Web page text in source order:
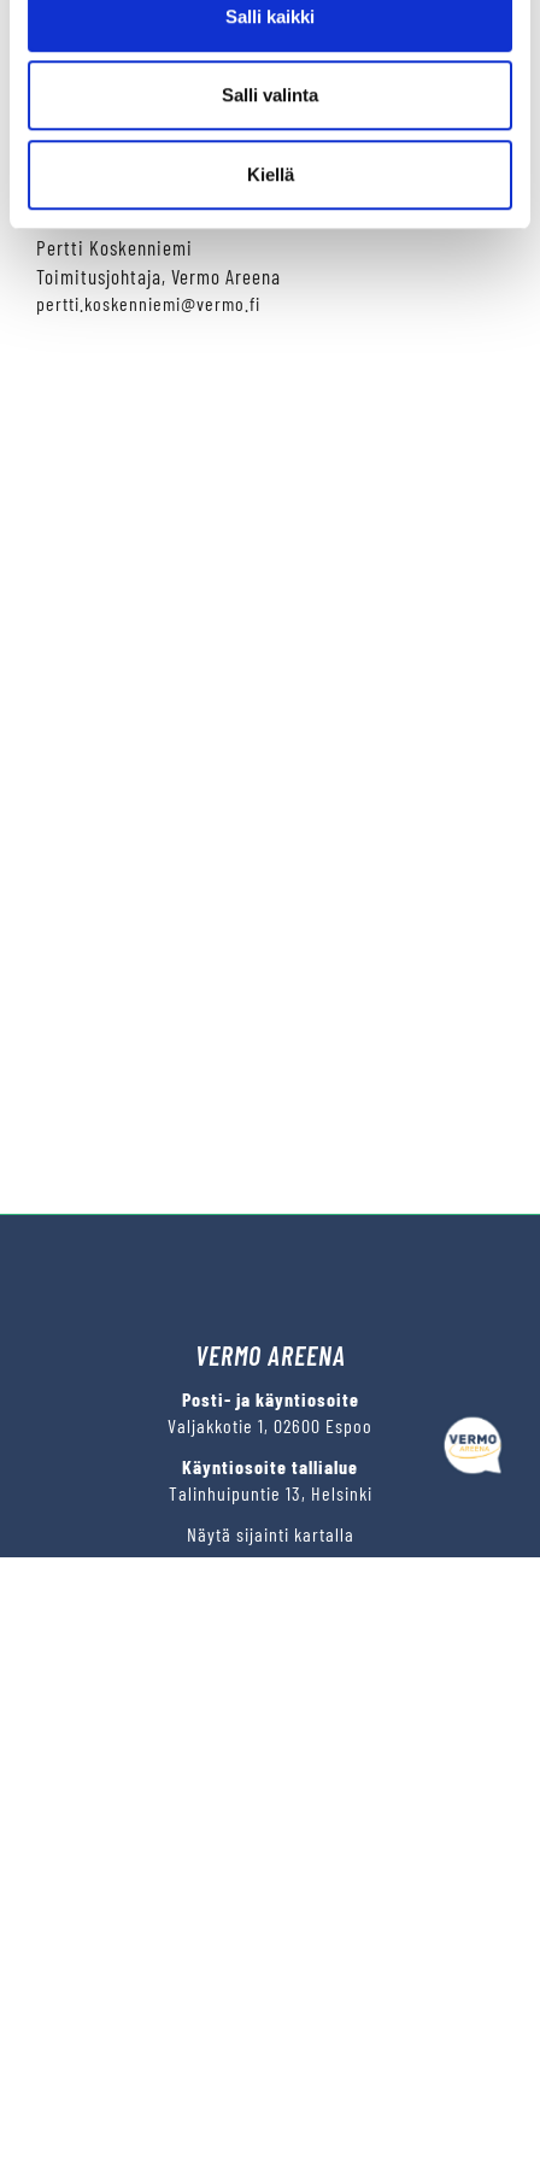
Salli kaikki
Salli valinta
Kiellä
Odotamme innolla, että voimme olla mukana tukemassa
monipuoliseksi tapahtumakeskukseksi.”
Juuso Isoviita
Key Account Manager, Ticketmaster
Juuso.Isoviita@ticketmaster.fi
Pertti Koskenniemi
Toimitusjohtaja, Vermo Areena
pertti.koskenniemi@vermo.fi
VERMO AREENA
Posti- ja käyntiosoite
Valjakkotie 1, 02600 Espoo
Käyntiosoite tallialue
Talinhuipuntie 13, Helsinki
Näytä sijainti kartalla